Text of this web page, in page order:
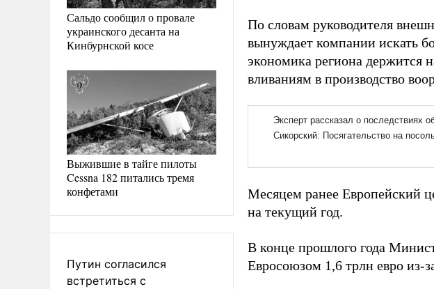
Сальдо сообщил о провале
украинского десанта на
Кинбурнской косе
Выжившие в тайге пилоты
Cessna 182 питались тремя
конфетами
Путин согласился
встретиться с
По словам руководителя
вынуждает компании искать
экономика региона
вливаниям в производство
Месяцем ранее Европейский
на текущий год.
В конце прошлого года
Евросоюзом 1,6 трлн евро из-